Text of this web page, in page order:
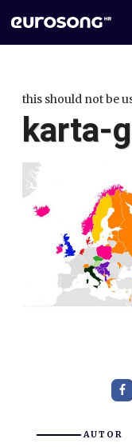
this should not be
karta-
AUTOR